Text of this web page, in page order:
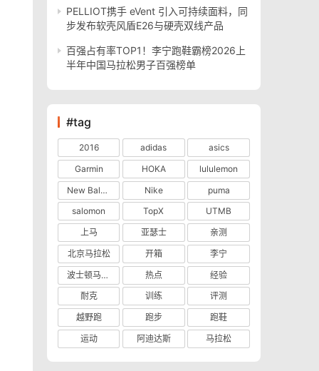
PELLIOT携手 eVent 引入可持续面料，同
步发布软壳风盾E26与硬壳双线产品
百强占有率TOP1！李宁跑鞋霸榜2026上
半年中国马拉松男子百强榜单
#tag
2016 adidas
asics
Garmin
HOKA
lululemon
New Balance
Nike
puma
salomon
TopX
UTMB
上马
亚瑟士
亲测
北京马拉松
开箱
李宁
波士顿马拉松
热点
经验
耐克
训练
评测
越野跑
跑步
跑鞋
运动
阿迪达斯 马拉松